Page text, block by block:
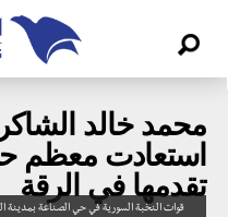
محمد خالد
استعادت معظم
تقدمها في الرقة
قوات النخبة السورية في حي الصناعة بمدينة